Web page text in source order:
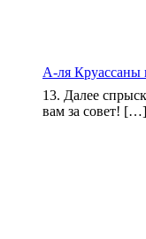
А-ля Круассаны
13. Далее
вам за совет!